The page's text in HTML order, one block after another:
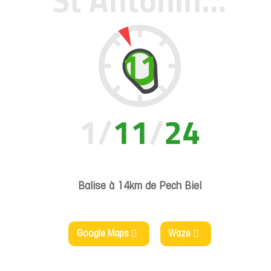
Balise à 14km de Pech Biel
Google Maps Waze